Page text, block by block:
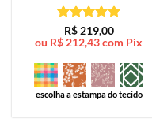
Avaliação5
de 5
R$219,00
ou R$ 212,43com Pix
escolha a estampa do tecido